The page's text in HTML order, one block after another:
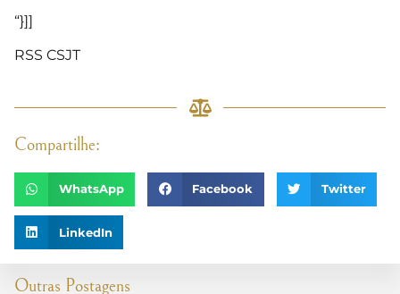
Outras Postagens
“}]]
RSS CSJT
Compartilhe:
WhatsApp Facebook Twitter
LinkedIn